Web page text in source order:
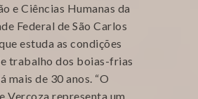
e Ciências Humanas da
Federal de São Carlos
estuda as condições
trabalho dos boias-frias
mais de 30 anos. “O
Verçoza representa um